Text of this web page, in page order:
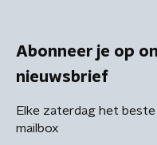
Abonneer je op
nieuwsbrief
Elke zaterdag het
mailbox